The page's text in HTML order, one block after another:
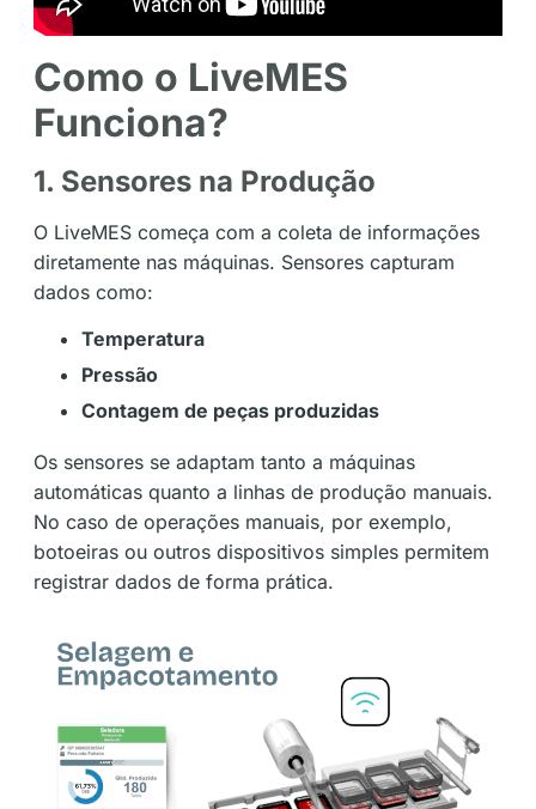
Como o LiveMES
Funciona?
1. Sensores na Produção
O LiveMES começa com a coleta de informações
diretamente nas máquinas. Sensores capturam
dados como:
Temperatura
Pressão
Contagem de peças produzidas
Os sensores se adaptam tanto a máquinas
automáticas quanto a linhas de produção manuais.
No caso de operações manuais, por exemplo,
botoeiras ou outros dispositivos simples permitem
registrar dados de forma prática.